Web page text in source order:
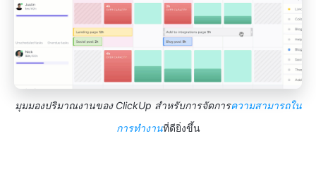
มุมมองปริมาณงานของ ClickUp สำหรับการจัดการความสามารถใน
การทำงานที่ดียิ่งขึ้น